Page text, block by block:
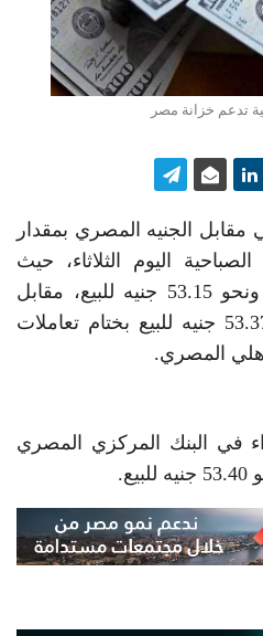
تدعم خزانة مصر
مقابل الجنيه المصري بمقدار
اليوم الثلاثاء، حيث
سجل 53.05 جنيه للشراء ونحو 53.15 جنيه للبيع، مقابل
53.27 جنيه للشراء ونحو 53.37 جنيه للبيع بختام تعاملات
المصري.
في البنك المركزي المصري